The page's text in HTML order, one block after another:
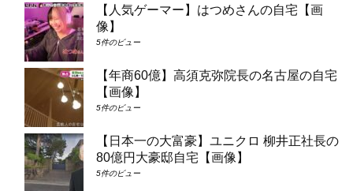
【人気ゲーマー】はつめさんの自宅【画
像】
5件のビュー
【年商60億】高須克弥院長の名古屋の自宅
【画像】
5件のビュー
【日本一の大富豪】ユニクロ 柳井正社長の
80億円大豪邸自宅【画像】
5件のビュー